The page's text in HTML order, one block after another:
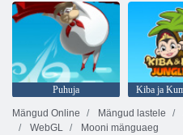
Puhuja
Mängud Online
Mängud lastele
WebGL
Mooni mänguaeg